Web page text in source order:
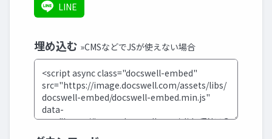
LINE
埋め込む »CMSなどでJSが使えない場合